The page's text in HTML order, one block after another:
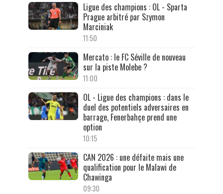
Ligue des champions : OL - Sparta
Prague arbitré par Szymon
Marciniak
11:50
Mercato : le FC Séville de nouveau
sur la piste Molebe ?
11:00
OL - Ligue des champions : dans le
duel des potentiels adversaires en
barrage, Fenerbahçe prend une
option
10:15
CAN 2026 : une défaite mais une
qualification pour le Malawi de
Chawinga
09:30